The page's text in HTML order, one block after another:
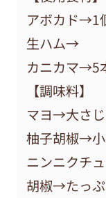
アボカド→1
生ハム→
カニカマ→5
【調味料】
マヨ→大さ
柚子胡椒→
ニンニクチ
胡椒→たっ